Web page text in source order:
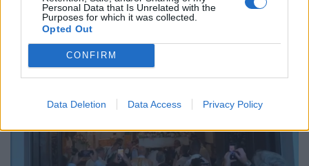
Personal Data that Is Unrelated with the
Purposes for which it was collected.
Opted Out
CONFIRM
Data Deletion Data Access Privacy Policy